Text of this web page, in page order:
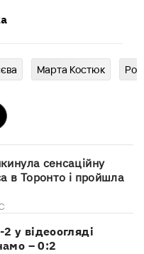
Марта Костюк
сенсаційну
в Торонто і пройшла
у відеоогляді
– 0:2